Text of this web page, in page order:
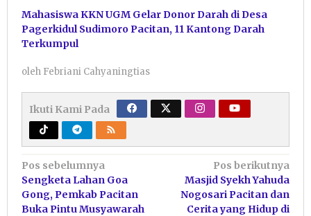
Mahasiswa KKN UGM Gelar Donor Darah di Desa
Pagerkidul Sudimoro Pacitan, 11 Kantong Darah
Terkumpul
oleh Febriani Cahyaningtias
Ikuti Kami Pada
Navigasi
pos
Pos sebelumnya
Sengketa Lahan Goa
Gong, Pemkab Pacitan
Buka Pintu Musyawarah
Pos berikutnya
Masjid Syekh Yahuda
Nogosari Pacitan dan
Cerita yang Hidup di